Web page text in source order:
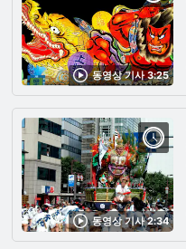
동영상 기사 3:25
동영상 기사 2:34